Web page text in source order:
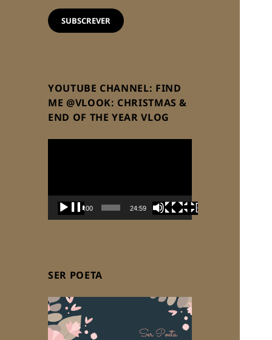
email
SUBSCREVER
YOUTUBE CHANNEL: FIND
ME @VLOOK: CHRISTMAS &
END OF THE YEAR VLOG
00:00 24:59
SER POETA